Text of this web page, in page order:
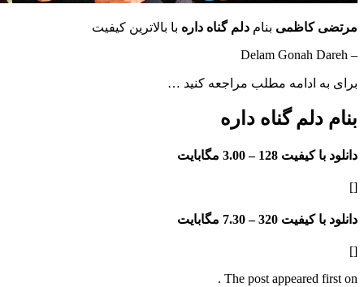
بنامدلم گناه داره با بالاترین کیفیت
ادامه مطلب مراجعه کنید …
گناه داره
128 – 3.00 مگابایت
320 – 7.30 مگابایت
The post